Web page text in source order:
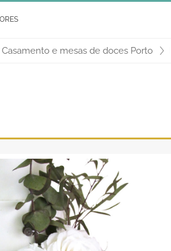
Casamento e mesas de doces Porto